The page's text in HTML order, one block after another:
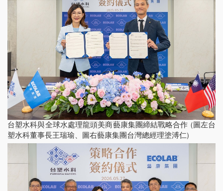
台塑水科與全球水處理龍頭美商藝康集團締結戰略合作 (圖左台
塑水科董事長王瑞瑜、圖右藝康集團台灣總經理塗溥仁)